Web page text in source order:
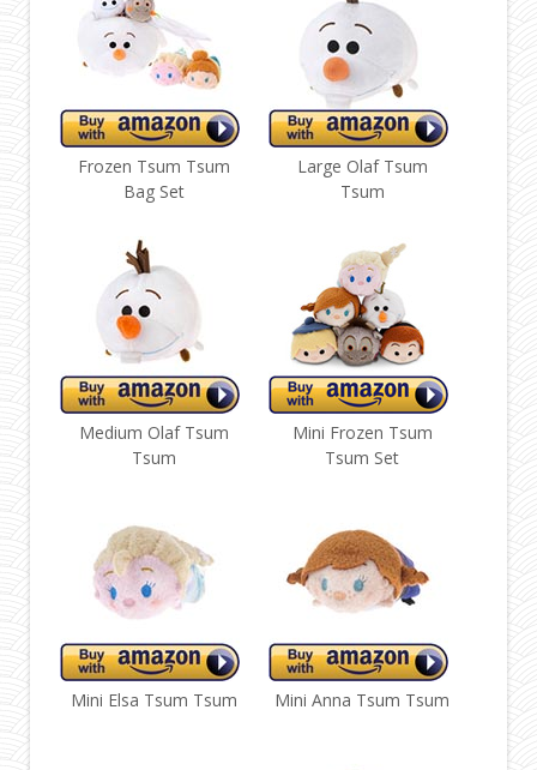
Frozen Tsum Tsum
Bag Set
Large Olaf Tsum
Tsum
Medium Olaf Tsum
Tsum
Mini Frozen Tsum
Tsum Set
Mini Elsa Tsum Tsum Mini Anna Tsum Tsum